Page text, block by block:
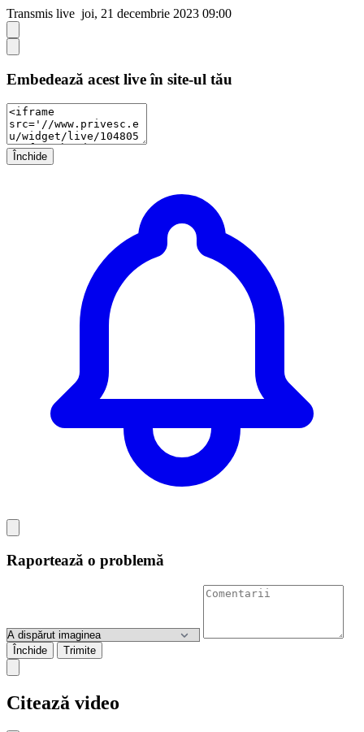
Transmis live joi, 21 decembrie 2023 09:00
Embedează acest live în site-ul tău
Închide
Raportează o problemă
Închide Trimite
Citează video